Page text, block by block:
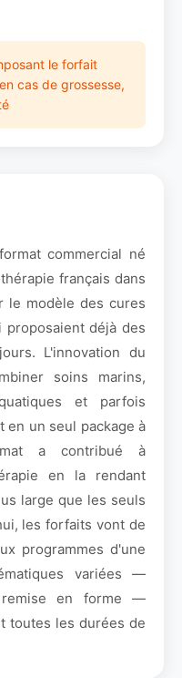
le forfait
cas de grossesse,
commercial né
français dans
le modèle des cures
déjà des
L'innovation du
soins marins,
et parfois
en un seul package à
a contribué à
en la rendant
large que les seuls
les forfaits vont de
programmes d'une
variées —
remise en forme —
toutes les durées de